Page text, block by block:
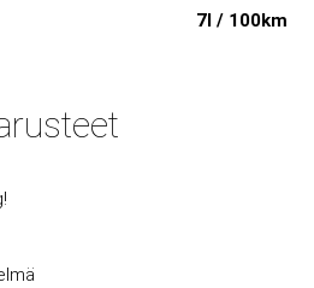
7l / 100km